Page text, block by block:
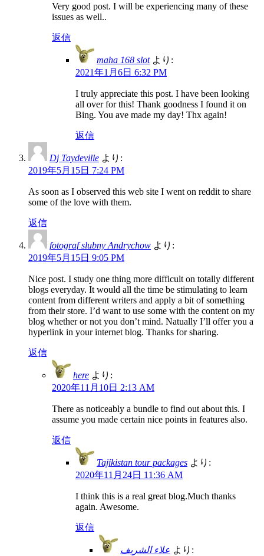
Very good post. I will be experiencing many of these
issues as well..
返信
maha 168 slot より:
2021年1月6日 6:32 PM
I truly appreciate this post. I have been looking
all over for this! Thank goodness I found it on
Bing. You ave made my day! Thx again!
返信
Dj Taydeville より:
2019年5月15日 7:24 PM
As soon as I observed this web site I went on reddit to share
some of the love with them.
返信
fotograf slubny Andrychow より:
2019年5月15日 9:05 PM
Nice post. I study one thing more difficult on totally different
blogs everyday. It would all the time be stimulating to learn
content from different writers and apply a bit of something
from their store. I’d want to use some with the content on my
blog whether or not you don’t mind. Natually I’ll offer you a
hyperlink in your internet blog. Thanks for sharing.
返信
here より:
2020年11月10日 2:13 AM
There as noticeably a bundle to find out about this. I
assume you made certain nice points in features also.
返信
Tajikistan tour packages より:
2020年11月24日 11:36 AM
I think this is a real great blog.Much thanks
again. Awesome.
返信
علاء الشريف より: